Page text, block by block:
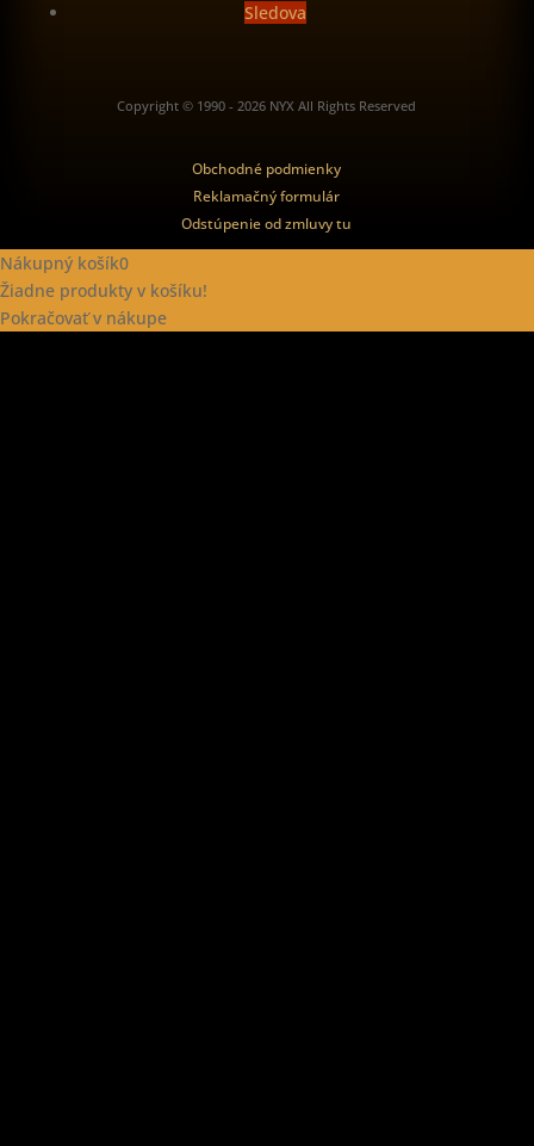
Sledova
Copyright © 1990 - 2026 NYX All Rights Reserved
Obchodné podmienky
Reklamačný formulár
Odstúpenie od zmluvy tu
Nákupný košík0
Žiadne produkty v košíku!
Pokračovať v nákupe